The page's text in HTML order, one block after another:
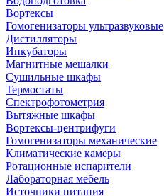
Вортексы
Гомогенизаторы ультразвуковые
Дистилляторы
Инкубаторы
Магнитные мешалки
Сушильные шкафы
Термостаты
Спектрофотометрия
Вытяжные шкафы
Вортексы-центрифуги
Гомогенизаторы механические
Климатические камеры
Ротационные испарители
Лабораторная мебель
Источники питания